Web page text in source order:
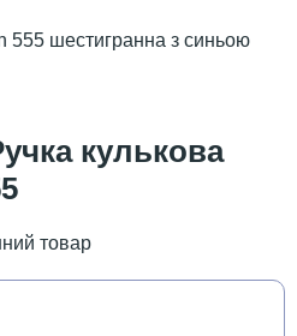
555 шестигранна з синьою
кулькова